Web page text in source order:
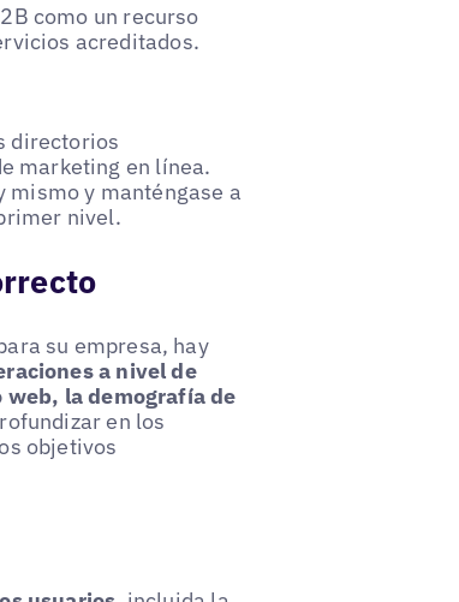
como un recurso
acreditados.
directorios
marketing en línea.
mismo y manténgase a
nivel.
su empresa, hay
a nivel de
la demografía de
en los
objetivos